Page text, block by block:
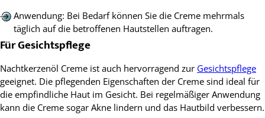
Anwendung: Bei Bedarf können Sie die Creme mehrmals
täglich auf die betroffenen Hautstellen auftragen.
Für Gesichtspflege
Nachtkerzenöl Creme ist auch hervorragend zur Gesichtspflege
geeignet. Die pflegenden Eigenschaften der Creme sind ideal für
die empfindliche Haut im Gesicht. Bei regelmäßiger Anwendung
kann die Creme sogar Akne lindern und das Hautbild verbessern.